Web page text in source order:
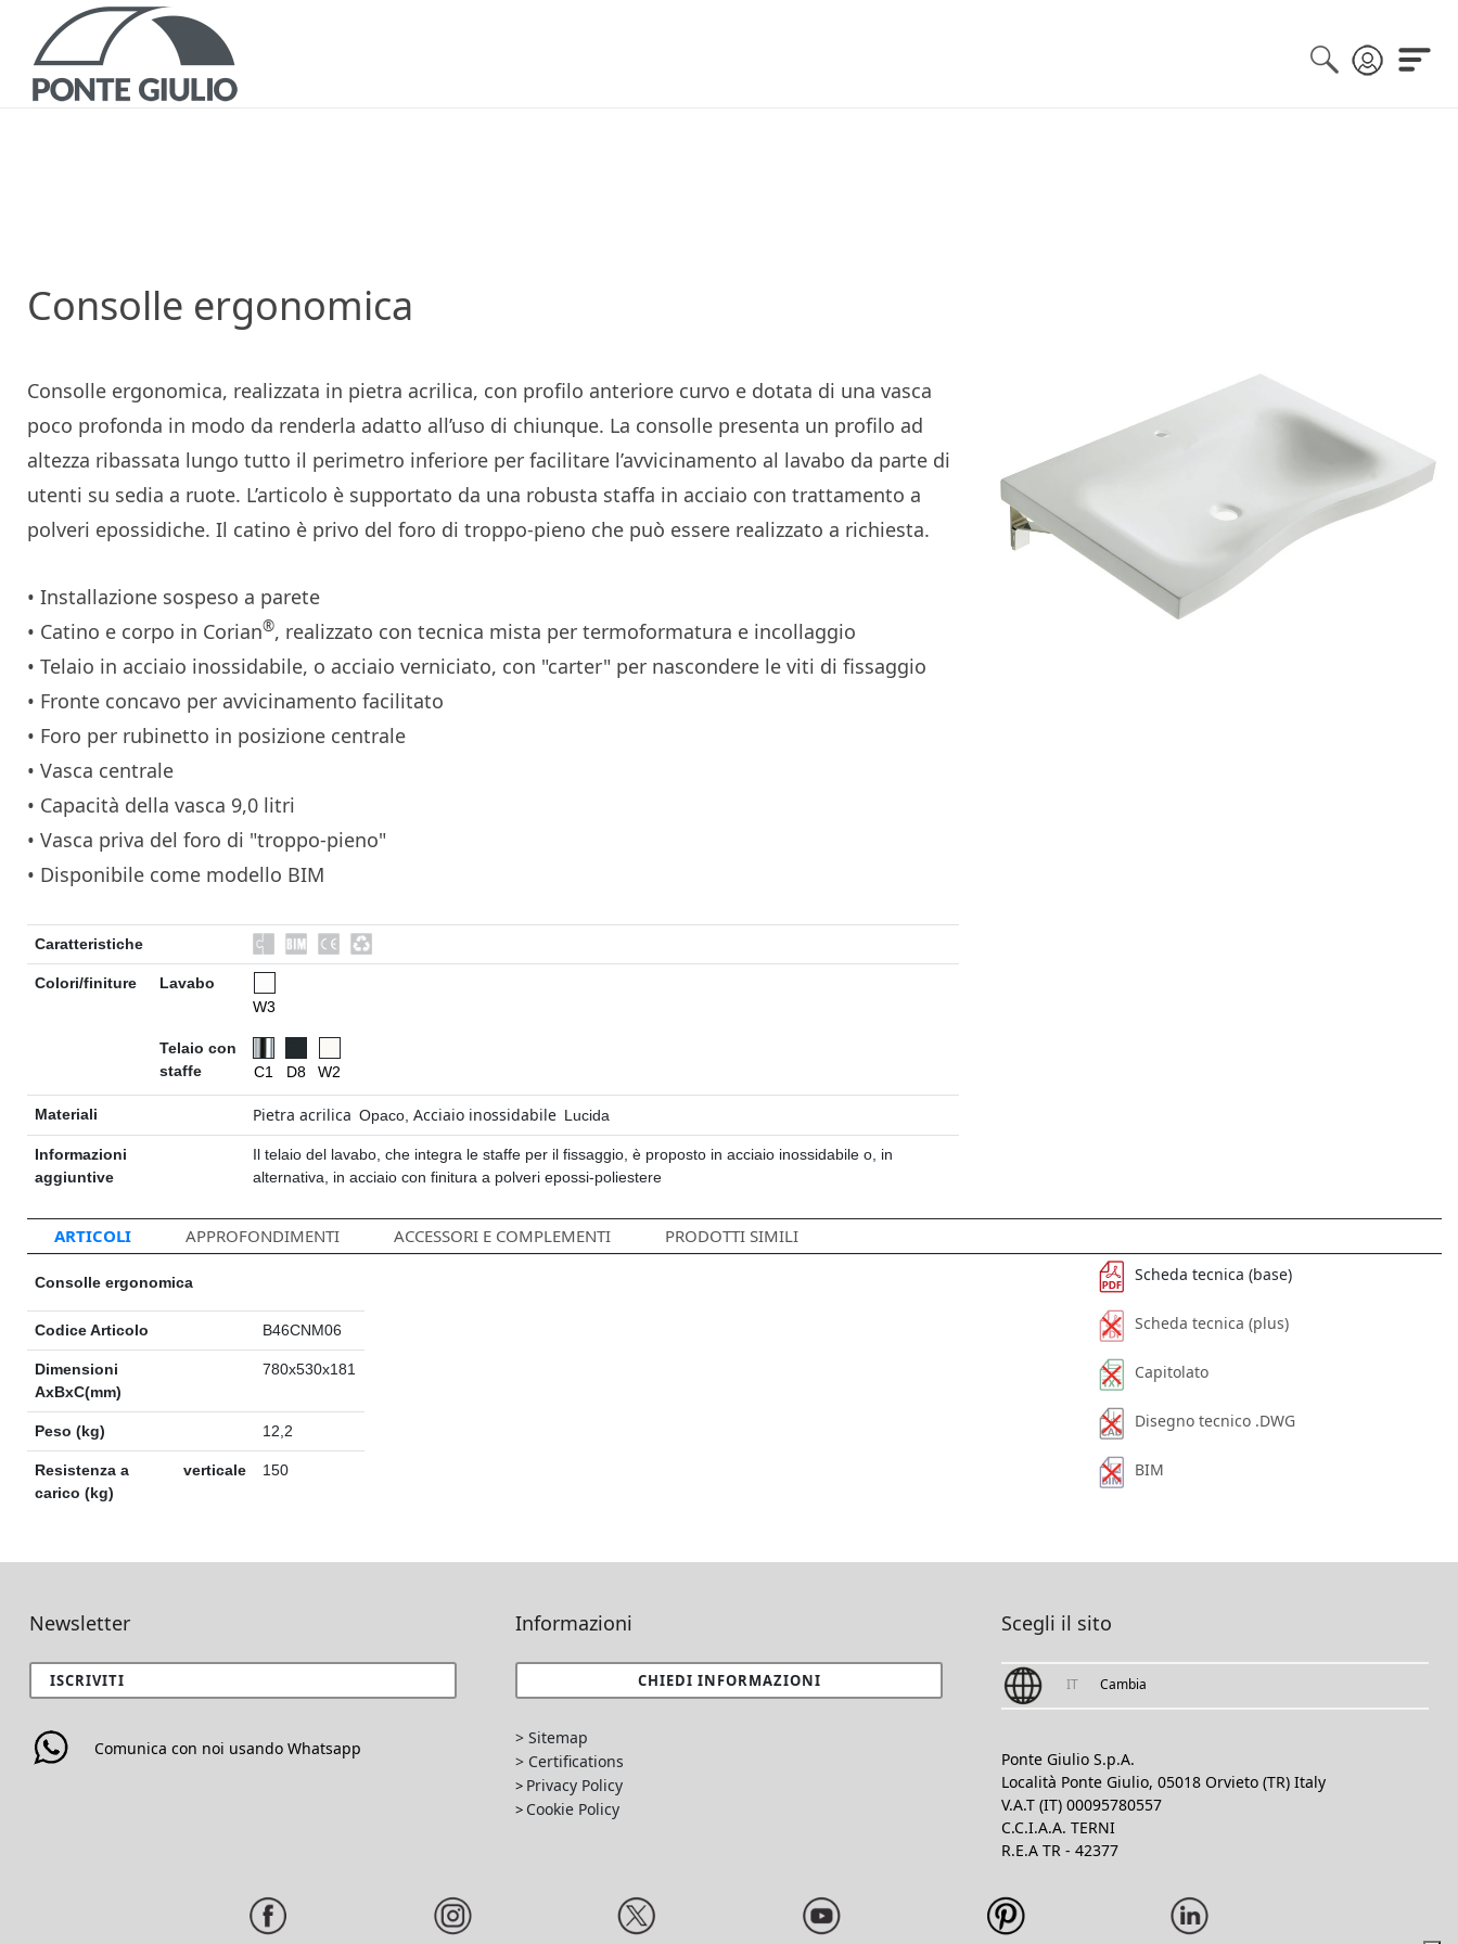
COMUNICAZIONE
NORME E AGEVOLAZIONI
MAGAZINE
Consolle ergonomica
Consolle ergonomica, realizzata in pietra acrilica, con profilo anteriore curvo e dotata di una vasca
poco profonda in modo da renderla adatto all’uso di chiunque. La consolle presenta un profilo ad
altezza ribassata lungo tutto il perimetro inferiore per facilitare l’avvicinamento al lavabo da parte di
utenti su sedia a ruote. L’articolo è supportato da una robusta staffa in acciaio con trattamento a
polveri epossidiche. Il catino è privo del foro di troppo-pieno che può essere realizzato a richiesta.
• Installazione sospeso a parete
• Catino e corpo in Corian®, realizzato con tecnica mista per termoformatura e incollaggio
• Telaio in acciaio inossidabile, o acciaio verniciato, con "carter" per nascondere le viti di fissaggio
• Fronte concavo per avvicinamento facilitato
• Foro per rubinetto in posizione centrale
• Vasca centrale
• Capacità della vasca 9,0 litri
• Vasca priva del foro di "troppo-pieno"
• Disponibile come modello BIM
Caratteristiche
Colori/finiture
Lavabo
W3
Telaio con
staffe
C1 D8 W2
Materiali Pietra acrilica Opaco ,Acciaio inossidabile Lucida
Informazioni
aggiuntive
Il telaio del lavabo, che integra le staffe per il fissaggio, è proposto in acciaio inossidabile o, in
alternativa, in acciaio con finitura a polveri epossi-poliestere
ARTICOLI APPROFONDIMENTI ACCESSORI E COMPLEMENTI PRODOTTI SIMILI
Consolle ergonomica
Codice Articolo B46CNM06
Dimensioni
AxBxC(mm)
780x530x181
Peso (kg) 12,2
Resistenza a
carico (kg)
verticale 150
Scheda tecnica (base)
Scheda tecnica (plus)
Capitolato
Disegno tecnico .DWG
BIM
Newsletter
ISCRIVITI
Informazioni
CHIEDI INFORMAZIONI
Scegli il sito
IT Cambia
Comunica con noi usando Whatsapp
> Sitemap
> Certifications
> Privacy Policy
> Cookie Policy
Ponte Giulio S.p.A.
Località Ponte Giulio, 05018 Orvieto (TR) Italy
V.A.T (IT) 00095780557
C.C.I.A.A. TERNI
R.E.A TR - 42377